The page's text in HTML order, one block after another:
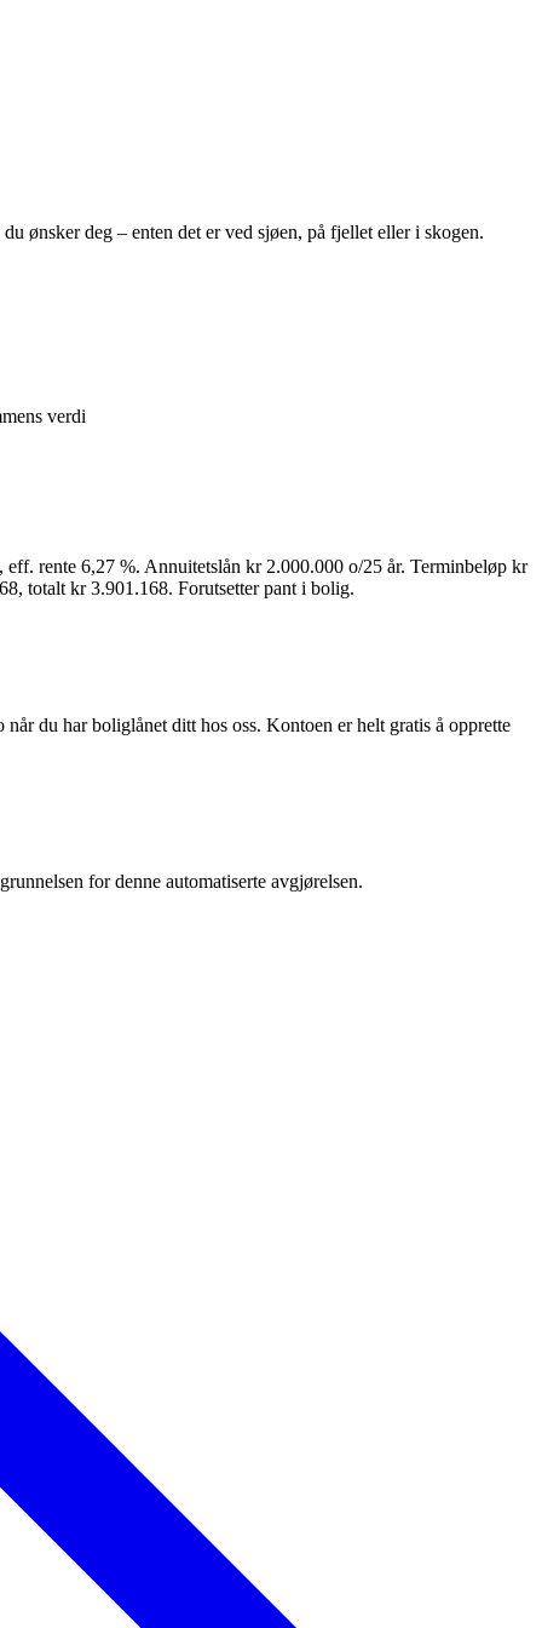
ønsker deg – enten det er ved sjøen, på fjellet eller i skogen.
verdi
rente 6,27 %. Annuitetslån kr 2.000.000 o/25 år. Terminbeløp kr
totalt kr 3.901.168. Forutsetter pant i bolig.
du har boliglånet ditt hos oss. Kontoen er helt gratis å opprette
for denne automatiserte avgjørelsen.